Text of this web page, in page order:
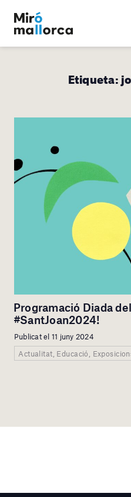
Etiqueta:
Programació Diada
#SantJoan2024!
Publicat el 11 juny 2024
Actualitat, Educació,